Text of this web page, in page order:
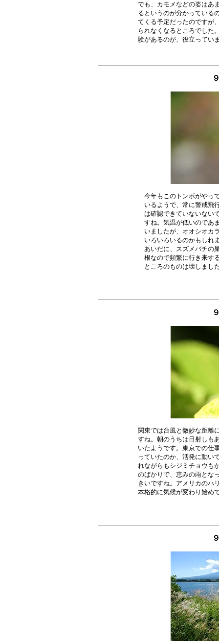
でも、カモメなどの姿はあ
るというのが分かっている
てくる予定だったのですが
られなくなるところでした
験があるのが、
今年もこのトンボがやっ
いるようで、常に警戒飛
は確認できていないない
すね。気温が低いのであ
いましたが、オオシオカ
いろいろいるのかもしれ
あいだに、スズメバチの
根なので頻繁に行き来す
関東では台風と微妙な距離
すね。朝のうちは日射しも
いたようです。東京での仕
っていたのか、活発に動い
れながらもシジミチョウも
のばかりで、恵みの雨とな
きいですね。アメリカのハ